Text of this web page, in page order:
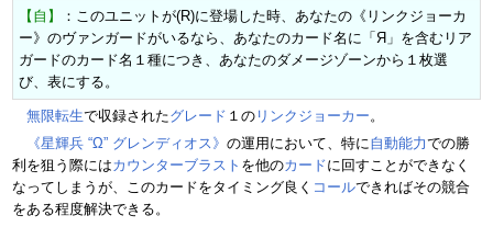
【自】
：このユニットが(R)に登場した時、あなたの《リンクジョーカ
ー》のヴァンガードがいるなら、あなたのカード名に「Я」を含むリア
ガードのカード名１種につき、あなたのダメージゾーンから１枚選
び、表にする。
無限転生で収録されたグレード １の リンクジョーカー。
《星輝兵 “Ω” グレンディオス》 の運用において、特に自動能力での勝
利を狙う際にはカウンターブラスト を他のカードに回すことができなく
なってしまうが、このカードをタイミング良く コールできればその競合
をある程度解決できる。